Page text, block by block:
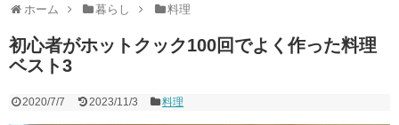
ホーム 暮らし 料理
初心者がホットクック100回でよく作った料理
ベスト3
2020/7/7 2023/11/3 料理